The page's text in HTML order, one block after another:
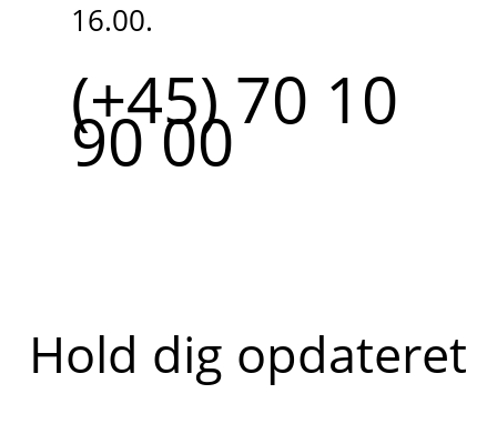
16.00.
(+45) 70 10
90 00
Hold dig opdateret